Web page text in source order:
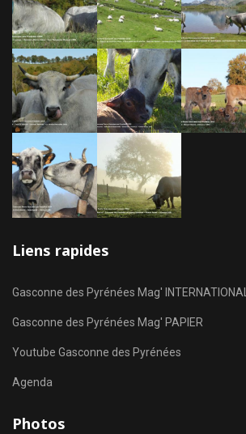
Liens rapides
Gasconne des Pyrénées Mag' INTERNATIONAL
Gasconne des Pyrénées Mag' PAPIER
Youtube Gasconne des Pyrénées
Agenda
Photos